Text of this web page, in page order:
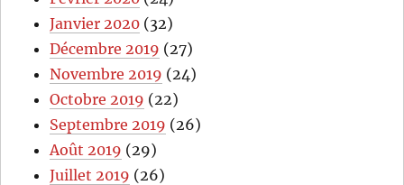
Janvier 2020 (32)
Décembre 2019 (27)
Novembre 2019 (24)
Octobre 2019 (22)
Septembre 2019 (26)
Août 2019 (29)
Juillet 2019 (26)